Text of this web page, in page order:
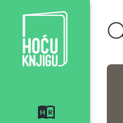
Hoću knjigu bijeli logo